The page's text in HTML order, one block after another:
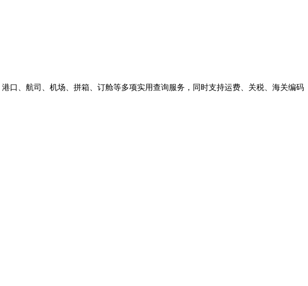
口、航司、机场、拼箱、订舱等多项实用查询服务，同时支持运费、关税、海关编码